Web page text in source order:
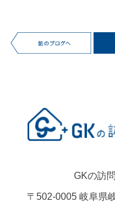
GKの訪
〒502-0005 岐阜県